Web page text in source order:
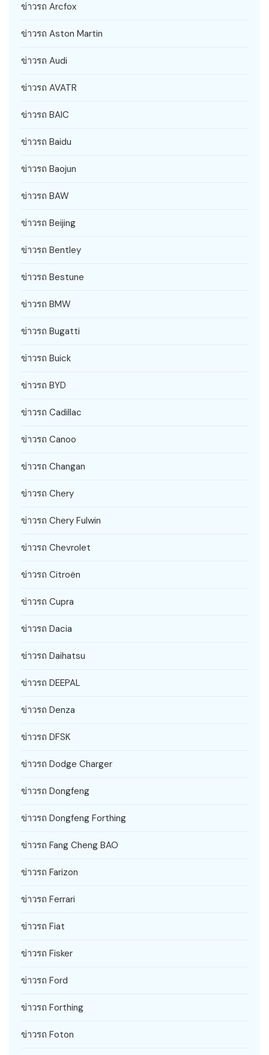
ข่าวรถ Arcfox
ข่าวรถ Aston Martin
ข่าวรถ Audi
ข่าวรถ AVATR
ข่าวรถ BAIC
ข่าวรถ Baidu
ข่าวรถ Baojun
ข่าวรถ BAW
ข่าวรถ Beijing
ข่าวรถ Bentley
ข่าวรถ Bestune
ข่าวรถ BMW
ข่าวรถ Bugatti
ข่าวรถ Buick
ข่าวรถ BYD
ข่าวรถ Cadillac
ข่าวรถ Canoo
ข่าวรถ Changan
ข่าวรถ Chery
ข่าวรถ Chery Fulwin
ข่าวรถ Chevrolet
ข่าวรถ Citroën
ข่าวรถ Cupra
ข่าวรถ Dacia
ข่าวรถ Daihatsu
ข่าวรถ DEEPAL
ข่าวรถ Denza
ข่าวรถ DFSK
ข่าวรถ Dodge Charger
ข่าวรถ Dongfeng
ข่าวรถ Dongfeng Forthing
ข่าวรถ Fang Cheng BAO
ข่าวรถ Farizon
ข่าวรถ Ferrari
ข่าวรถ Fiat
ข่าวรถ Fisker
ข่าวรถ Ford
ข่าวรถ Forthing
ข่าวรถ Foton